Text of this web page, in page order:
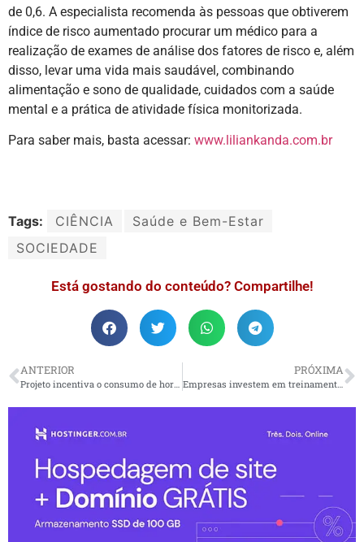
de 0,6. A especialista recomenda às pessoas que obtiverem
índice de risco aumentado procurar um médico para a
realização de exames de análise dos fatores de risco e, além
disso, levar uma vida mais saudável, combinando
alimentação e sono de qualidade, cuidados com a saúde
mental e a prática de atividade física monitorizada.
Para saber mais, basta acessar: www.liliankanda.com.br
Tags: CIÊNCIA
Saúde e Bem-Estar
SOCIEDADE
Está gostando do conteúdo? Compartilhe!
ANTERIOR
Projeto incentiva o consumo de hortaliças desde cedo em crianças
PRÓXIMA
Empresas investem em treinamento visando mercado estrangeiro